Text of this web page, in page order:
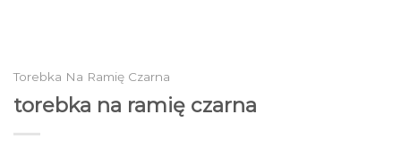
Torebka Na Ramię Czarna
torebka na ramię czarna